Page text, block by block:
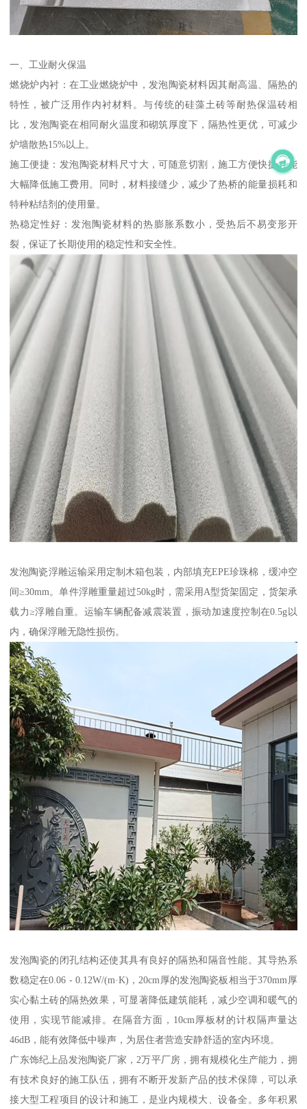
一、工业耐火保温
燃烧炉内衬：在工业燃烧炉中，发泡陶瓷材料因其耐高温、隔热的
特性，被广泛用作内衬材料。与传统的硅藻土砖等耐热保温砖相
比，发泡陶瓷在相同耐火温度和砌筑厚度下，隔热性更优，可减少
炉墙散热15%以上。
施工便捷：发泡陶瓷材料尺寸大，可随意切割，施工方便快捷，能
大幅降低施工费用。同时，材料接缝少，减少了热桥的能量损耗和
特种粘结剂的使用量。
热稳定性好：发泡陶瓷材料的热膨胀系数小，受热后不易变形开
裂，保证了长期使用的稳定性和安全性。
发泡陶瓷浮雕运输采用定制木箱包装，内部填充EPE珍珠棉，缓冲空
间≥30mm。单件浮雕重量超过50kg时，需采用A型货架固定，货架承
载力≥浮雕自重。运输车辆配备减震装置，振动加速度控制在0.5g以
内，确保浮雕无隐性损伤。
发泡陶瓷的闭孔结构还使其具有良好的隔热和隔音性能。其导热系
数稳定在0.06 - 0.12W/(m·K)，20cm厚的发泡陶瓷板相当于370mm厚
实心黏土砖的隔热效果，可显著降低建筑能耗，减少空调和暖气的
使用，实现节能减排。在隔音方面，10cm厚板材的计权隔声量达
46dB，能有效降低中噪声，为居住者营造安静舒适的室内环境。
广东饰纪上品发泡陶瓷厂家，2万平厂房，拥有规模化生产能力，拥
有技术良好的施工队伍，拥有不断开发新产品的技术保障，可以承
接大型工程项目的设计和施工，是业内规模大、设备全。多年积累